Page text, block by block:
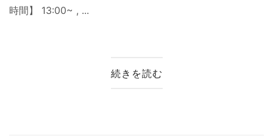
時間】 13:00~ , ...
続きを読む